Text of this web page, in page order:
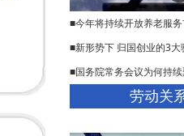
■今年将持续开放养老服
■新形势下 归国创业的3大
■国务院常务会议为何持续
劳动关